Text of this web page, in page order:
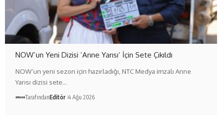
NOW’un Yeni Dizisi ‘Anne Yarısı’ İçin Sete Çıkıldı
NOW’un yeni sezon için hazırladığı, NTC Medya imzalı Anne
Yarısı dizisi sete…
TarafındanEditör 4 Ağu 2026